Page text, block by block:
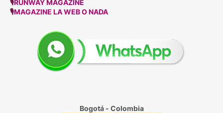
🎙RUNWAY MAGAZINE
🎙MAGAZINE LA WEB O NADA
Bogotá - Colombia